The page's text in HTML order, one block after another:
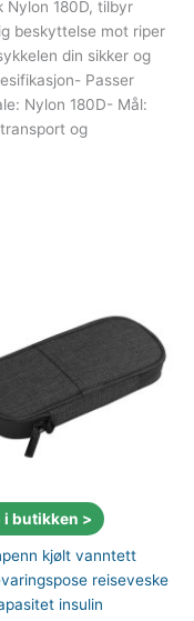
Nylon 180D, tilbyr
beskyttelse mot riper
din sikker og
Passer
Nylon 180D- Mål:
og
i butikken >
kjølt vanntett
reiseveske
insulin